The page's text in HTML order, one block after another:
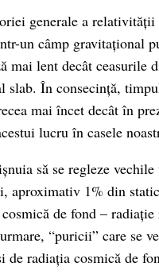
generale a
un câmp gravitațional
mai lent decât ceasurile
slab. În consecință,
mai încet decât în
lucru în casele
să se regleze
aproximativ 1% din
de fond –
“puricii” care se
de radiația cosmică de